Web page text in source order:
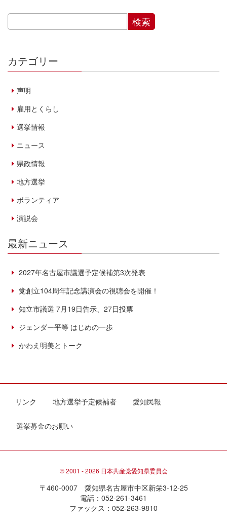
カテゴリー
声明
雇用とくらし
選挙情報
ニュース
県政情報
地方選挙
ボランティア
演説会
最新ニュース
2027年名古屋市議選予定候補第3次発表
党創立104周年記念講演会の視聴会を開催！
知立市議選 7月19日告示、27日投票
ジェンダー平等 はじめの一歩
かわえ明美とトーク
リンク 地方選挙予定候補者 愛知民報
選挙募金のお願い
© 2001 - 2026 日本共産党愛知県委員会
〒460-0007 愛知県名古屋市中区新栄3-12-25
電話：052-261-3461
ファックス：052-263-9810